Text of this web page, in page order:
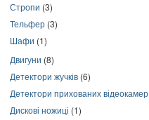
Стропи (3)
Тельфер (3)
Шафи (1)
Двигуни (8)
Детектори жучків (6)
Детектори прихованих відеокамер
Дискові ножиці (1)